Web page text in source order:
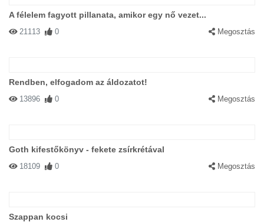
A félelem fagyott pillanata, amikor egy nő vezet...
21113 0 Megosztás
Rendben, elfogadom az áldozatot!
13896 0 Megosztás
Goth kifestőkönyv - fekete zsírkrétával
18109 0 Megosztás
Szappan kocsi